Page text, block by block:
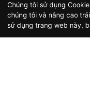
Giấy phép hoạt động báo
Thông tin và Truyền
Chúng tôi sử dụng
chúng tôi và nâng cao
sử dụng trang web này,